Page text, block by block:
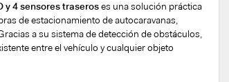
y 4 sensores traseroses una solución práctica
de estacionamiento de autocaravanas,
a su sistema de detección de obstáculos,
entre el vehículo y cualquier objeto